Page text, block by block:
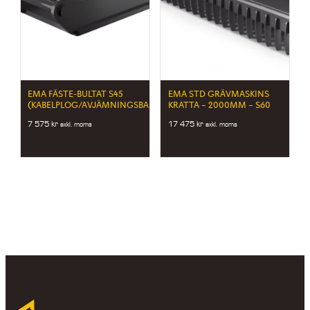
EMA FÄSTE-BULTAT S45
(KABELPLOG/AVJÄMNINGSBALK)
7 575kr exkl. moms
EMA STD GRÄVMASKINS
KRATTA – 2000MM – S60
17 475 kr exkl. moms